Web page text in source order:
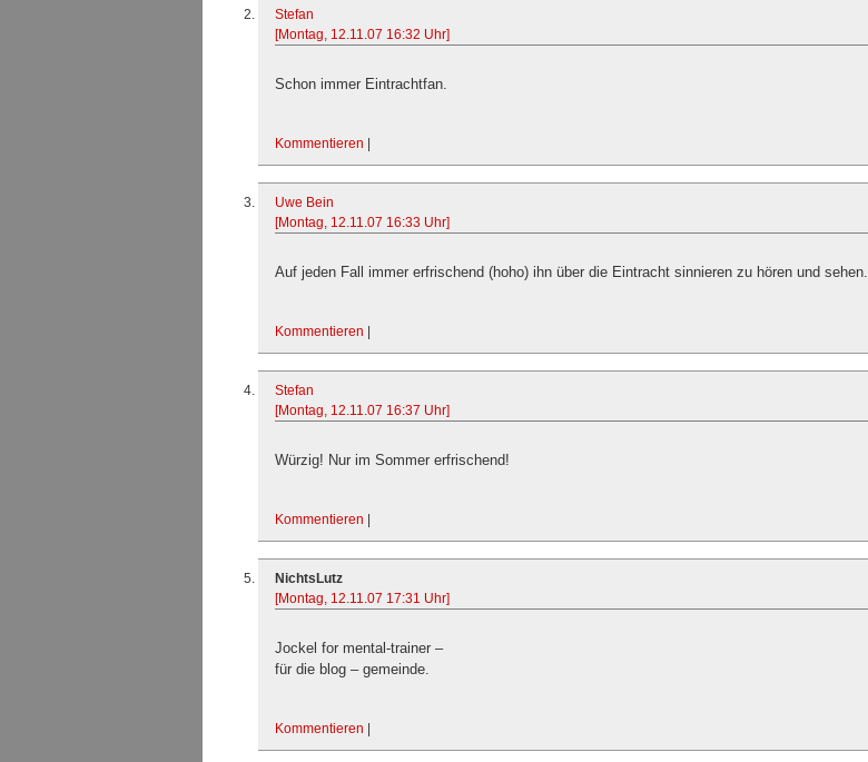
Stefan
[Montag, 12.11.07 16:32 Uhr]
Schon immer Eintrachtfan.
Kommentieren
Uwe Bein
[Montag, 12.11.07 16:33 Uhr]
Auf jeden Fall immer erfrischend (hoho) ihn über die Eintracht sinnieren zu hören und sehen.
Kommentieren
Stefan
[Montag, 12.11.07 16:37 Uhr]
Würzig! Nur im Sommer erfrischend!
Kommentieren
NichtsLutz
[Montag, 12.11.07 17:31 Uhr]
Jockel for mental-trainer –
für die blog – gemeinde.
Kommentieren